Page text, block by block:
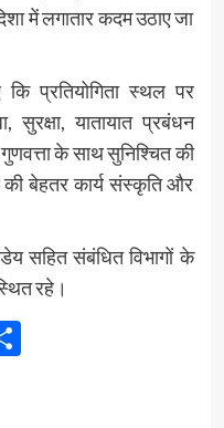
में लगातार कदम उठाए जा
कि प्रतियोगिता स्थल पर
सुरक्षा, यातायात प्रबंधन
के साथ सुनिश्चित की
बेहतर कार्य संस्कृति और
सहित संबंधित विभागों के
रहे।
Share